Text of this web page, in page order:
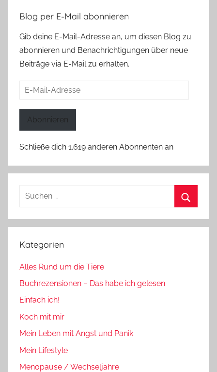
Blog per E-Mail abonnieren
Gib deine E-Mail-Adresse an, um diesen Blog zu
abonnieren und Benachrichtigungen über neue
Beiträge via E-Mail zu erhalten.
E-
Abonnieren
Schließe dich 1.619 anderen Abonnenten an
Suchen
Kategorien
Alles Rund um die Tiere
Buchrezensionen – Das habe ich gelesen
Einfach ich!
Koch mit mir
Mein Leben mit Angst und Panik
Mein Lifestyle
Menopause / Wechseljahre